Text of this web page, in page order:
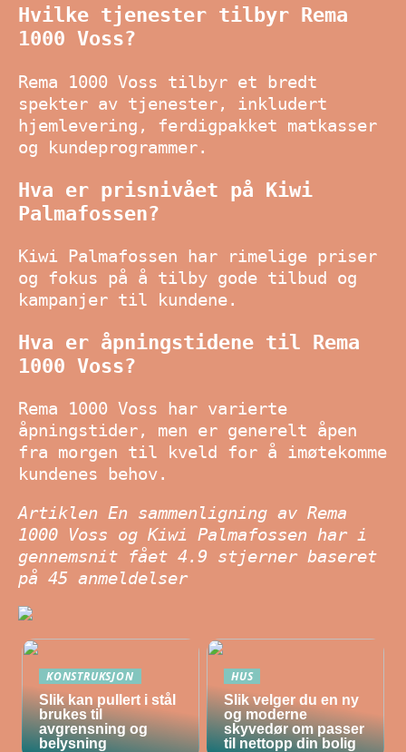
Hvilke tjenester tilbyr Rema
1000 Voss?
Rema 1000 Voss tilbyr et bredt
spekter av tjenester, inkludert
hjemlevering, ferdigpakket matkasser
og kundeprogrammer.
Hva er prisnivået på Kiwi
Palmafossen?
Kiwi Palmafossen har rimelige priser
og fokus på å tilby gode tilbud og
kampanjer til kundene.
Hva er åpningstidene til Rema
1000 Voss?
Rema 1000 Voss har varierte
åpningstider, men er generelt åpen
fra morgen til kveld for å imøtekomme
kundenes behov.
Artiklen En sammenligning av Rema
1000 Voss og Kiwi Palmafossen har i
gennemsnit fået 4.9 stjerner baseret
på 45 anmeldelser
KONSTRUKSJON
Slik kan pullert i stål
brukes til
avgrensning og
belysning
HUS
Slik velger du en ny
og moderne
skyvedør om passer
til nettopp din bolig